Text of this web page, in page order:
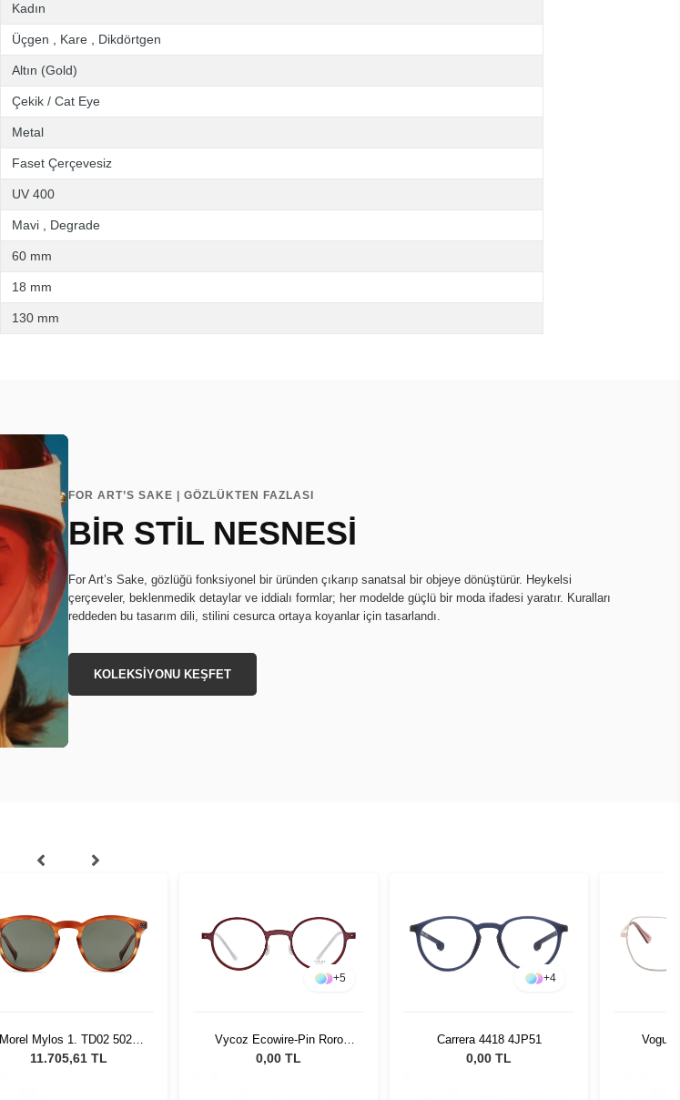
Kadın
Üçgen Kare Dikdörtgen
Altın (Gold)
Çekik / Cat Eye
Metal
Faset Çerçevesiz
UV 400
Mavi Degrade
60 mm
18 mm
130 mm
FOR ART’S SAKE | GÖZLÜKTEN FAZLASI
BİR STİL NESNESİ
For Art’s Sake, gözlüğü fonksiyonel bir üründen çıkarıp sanatsal bir objeye dönüştürür. Heykelsi
çerçeveler, beklenmedik detaylar ve iddialı formlar; her modelde güçlü bir moda ifadesi yaratır. Kuralları
reddeden bu tasarım dili, stilini cesurca ortaya koyanlar için tasarlandı.
KOLEKSİYONU KEŞFET
Morel Mylos 1. TD02 5021
Unisex Güneş Gözlüğü
11.705,61 TL
+5
Vycoz Ecowire-Pin Roro
RED 46-22 51526
0,00 TL
+4
Carrera 4418 4JP51
0,00 TL
Vogue